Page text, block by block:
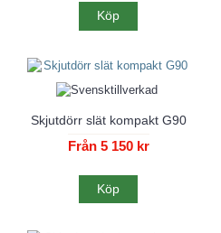
Köp
Skjutdörr slät kompakt G90
Från 5 150 kr
Köp